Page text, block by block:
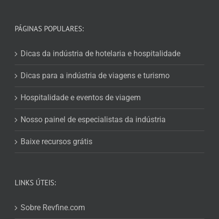
PÁGINAS POPULARES:
Dicas da indústria de hotelaria e hospitalidade
Dicas para a indústria de viagens e turismo
Hospitalidade e eventos de viagem
Nosso painel de especialistas da indústria
Baixe recursos grátis
LINKS ÚTEIS:
Sobre Revfine.com